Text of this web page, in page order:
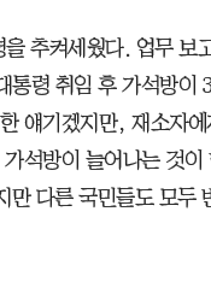
추켜세웠다. 업무 보
령 취임 후 가석방이
얘기겠지만, 재소자
석방이 늘어나는 것이
만 다른 국민들도 모두